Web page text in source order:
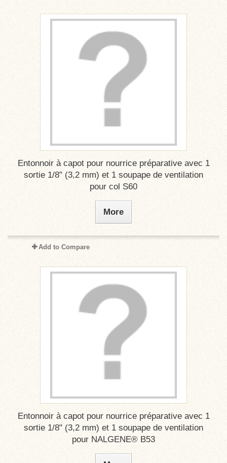
Entonnoir à capot pour nourrice préparative avec 1
sortie 1/8" (3,2 mm) et 1 soupape de ventilation
pour col S60
More
Add to Compare
Entonnoir à capot pour nourrice préparative avec 1
sortie 1/8" (3,2 mm) et 1 soupape de ventilation
pour NALGENE® B53